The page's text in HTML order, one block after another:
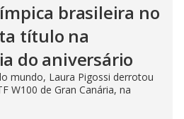
brasileira no
título na
do aniversário
mundo, Laura Pigossi derrotou
W100 de Gran Canária, na